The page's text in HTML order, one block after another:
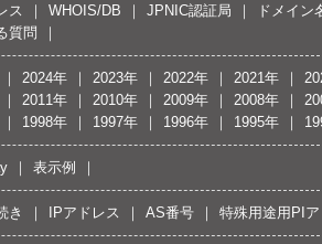
ス WHOIS/DB JPNIC認証局 ドメイン
質問
2024年 2023年 2022年 2021年
2011年 2010年 2009年 2008年
1998年 1997年 1996年 1995年
表示例
き IPアドレス AS番号 特殊用途用PIア